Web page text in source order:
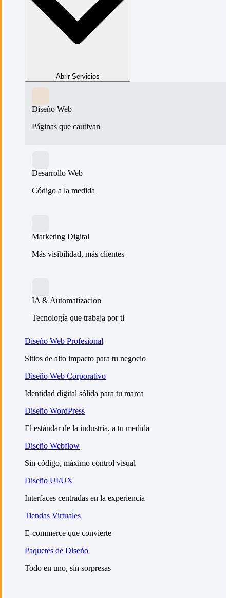
Abrir Servicios
Diseño Web
Páginas que cautivan
Desarrollo Web
Código a la medida
Marketing Digital
Más visibilidad, más clientes
IA & Automatización
Tecnología que trabaja por ti
Diseño Web Profesional
Sitios de alto impacto para tu negocio
Diseño Web Corporativo
Identidad digital sólida para tu marca
Diseño WordPress
El estándar de la industria, a tu medida
Diseño Webflow
Sin código, máximo control visual
Diseño UI/UX
Interfaces centradas en la experiencia
Tiendas Virtuales
E-commerce que convierte
Paquetes de Diseño
Todo en uno, sin sorpresas